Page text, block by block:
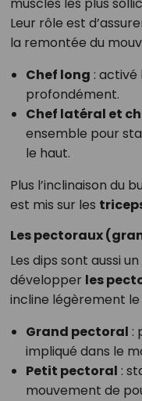
muscles les plus
Leur rôle est
la remontée du
Chef long : activé
profondément.
Chef latéral et
ensemble pour
le haut.
Plus l’inclinaison du
est mis sur les
Les pectoraux
Les dips sont aussi
développer les
incline légèrement le
Grand pectoral :
impliqué dans le
Petit pectoral :
mouvement de